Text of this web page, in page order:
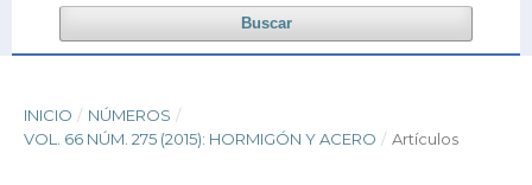
Buscar
INICIO / NÚMEROS /
VOL. 66 NÚM. 275 (2015): HORMIGÓN Y ACERO / Artículos